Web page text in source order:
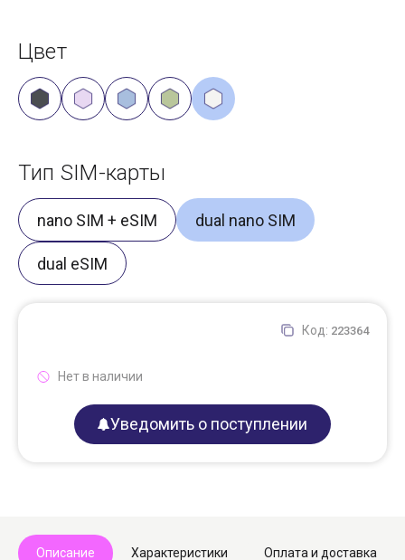
Цвет
Тип SIM-карты
nano SIM + eSIM dual nano SIM
dual eSIM
Код: 223364
Нет в наличии
Уведомить о поступлении
Описание Характеристики Оплата и доставка